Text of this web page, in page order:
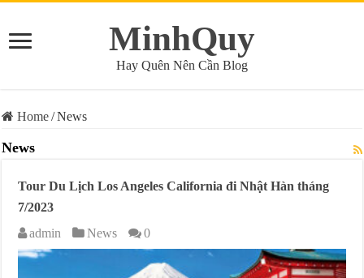
MinhQuy
Hay Quên Nên Cần Blog
Home/News
News
Tour Du Lịch Los Angeles California đi Nhật Hàn tháng
7/2023
admin
News 0